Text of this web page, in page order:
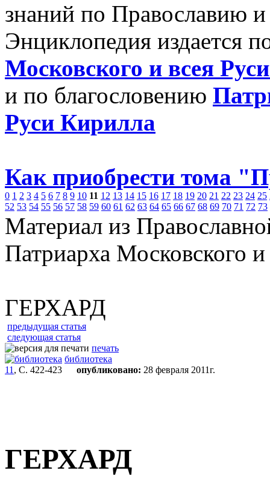
знаний по Православию
Энциклопедия издается
Московского и всея
и по благословению
Руси Кирилла
Как приобрести тома
0 1 2 3 4 5 6 7 8 9 10 11 12 13 14 15 16 17 18 19 20 21 22 23 24 25
52 53 54 55 56 57 58 59 60 61 62 63 64 65 66 67 68 69 70 71 72 73
Материал из
Патриарха Московского
ГЕРХАРД
предыдущая статья
следующая статья
печать
библиотека
11 , С. 422-423 опубликовано: 28 февраля 2011г.
ГЕРХАРД